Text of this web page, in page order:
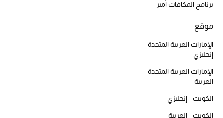
تشكيلة الأحذية
أبرز المصممين
برنامج المكافآت أمبر
موقع
الإمارات العربية المتحدة -
إنجليزي
الإمارات العربية المتحدة -
العربية
الكويت - إنجليزي
الكويت - العربية